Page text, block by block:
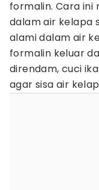
formalin. Cara ini
dalam air kelapa
alami dalam air
formalin keluar
direndam, cuci
agar sisa air